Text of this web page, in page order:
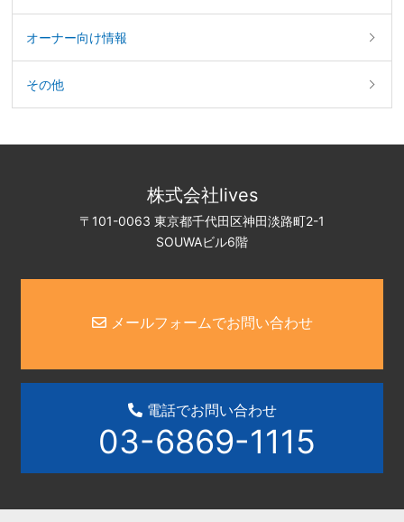
オーナー向け情報
その他
株式会社lives
〒101-0063 東京都千代田区神田淡路町2-1
SOUWAビル6階
メールフォームでお問い合わせ
電話でお問い合わせ
03-6869-1115